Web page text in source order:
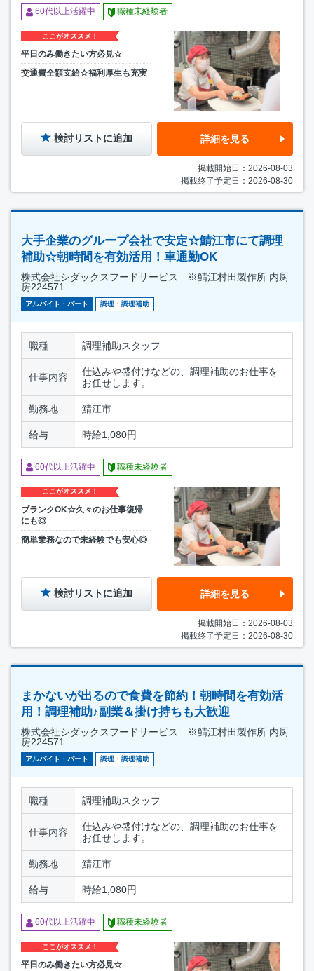
60代以上活躍中 職種未経験者
ここがオススメ！
平日のみ働きたい方必見☆
交通費全額支給☆福利厚生も充実
検討リストに追加 詳細を見る
掲載開始日：2026-08-03
掲載終了予定日：2026-08-30
大手企業のグループ会社で安定☆鯖江市にて調理
補助☆朝時間を有効活用！車通勤OK
株式会社シダックスフードサービス ※鯖江村田製作所 内厨
房224571
アルバイト・パート 調理・調理補助
職種 調理補助スタッフ
仕事内容
仕込みや盛付けなどの、調理補助のお仕事を
お任せします。
勤務地 鯖江市
給与 時給1,080円
60代以上活躍中 職種未経験者
ここがオススメ！
ブランクOK☆久々のお仕事復帰
にも◎
簡単業務なので未経験でも安心◎
検討リストに追加 詳細を見る
掲載開始日：2026-08-03
掲載終了予定日：2026-08-30
まかないが出るので食費を節約！朝時間を有効活
用！調理補助♪副業＆掛け持ちも大歓迎
株式会社シダックスフードサービス ※鯖江村田製作所 内厨
房224571
アルバイト・パート 調理・調理補助
職種 調理補助スタッフ
仕事内容
仕込みや盛付けなどの、調理補助のお仕事を
お任せします。
勤務地 鯖江市
給与 時給1,080円
60代以上活躍中 職種未経験者
ここがオススメ！
平日のみ働きたい方必見☆